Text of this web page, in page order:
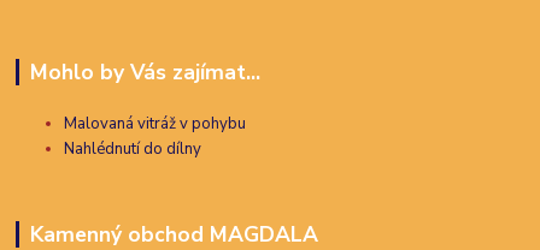
Mohlo by Vás zajímat...
Malovaná vitráž v pohybu
Nahlédnutí do dílny
Kamenný obchod MAGDALA